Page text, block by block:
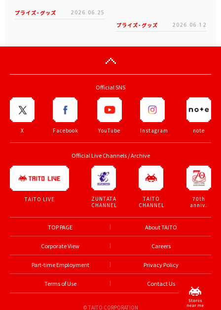
プライズ・グッズ 2026.06.25
プライズ・グッズ 2026.06.12
Official SNS
X Facebook YouTube Instagram note
Official Live Channels / Archive
TAITO LIVE
ZUNTATA
CHANNEL
TAITO
CHANNEL
70th
anniv.
TOP PAGE About TAITO
Corporate View Careers
Part-time Employment Privacy Policy
Terms of Use Contact Us
© TAITO CORPORATION